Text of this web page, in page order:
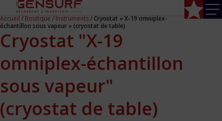
Accueil
Composants
Accueil / Boutique / Instruments/ Cryostat « X-19 omniplex-
échantillon sous vapeur » (cryostat de table)
Cryostat "X-19
omniplex-échantillon
sous vapeur"
(cryostat de table)